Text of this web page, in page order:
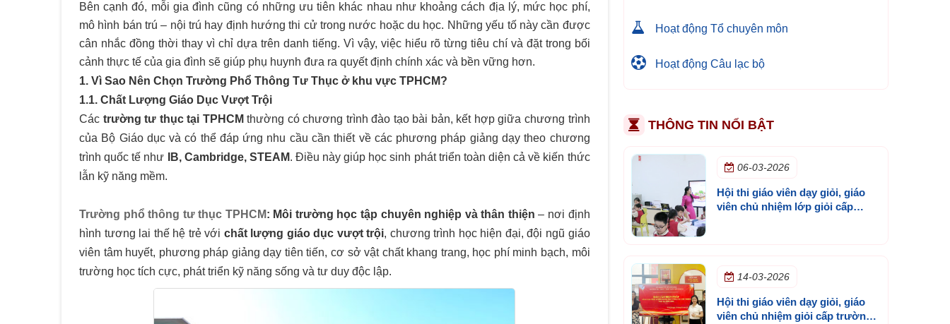
Bên cạnh đó, mỗi gia đình cũng có những ưu tiên khác nhau như khoảng cách địa lý, mức học phí,
mô hình bán trú – nội trú hay định hướng thi cử trong nước hoặc du học. Những yếu tố này cần được
cân nhắc đồng thời thay vì chỉ dựa trên danh tiếng. Vì vậy, việc hiểu rõ từng tiêu chí và đặt trong bối
cảnh thực tế của gia đình sẽ giúp phụ huynh đưa ra quyết định chính xác và bền vững hơn.
1. Vì Sao Nên Chọn Trường Phổ Thông Tư Thục ở khu vực TPHCM?
1.1. Chất Lượng Giáo Dục Vượt Trội
Các trường tư thục tại TPHCM thường có chương trình đào tạo bài bản, kết hợp giữa chương trình
của Bộ Giáo dục và có thể đáp ứng nhu cầu cần thiết về các phương pháp giảng dạy theo chương
trình quốc tế như
IB, Cambridge, STEAM. Điều này giúp học sinh phát triển toàn diện cả về kiến thức
lẫn kỹ năng mềm.
Trường phổ thông tư thục TPHCM: Môi trường học tập chuyên nghiệp và thân thiện – nơi định
hình tương lai thế hệ trẻ với chất lượng giáo dục vượt trội, chương trình học hiện đại, đội ngũ giáo
viên tâm huyết, phương pháp giảng dạy tiên tiến, cơ sở vật chất khang trang, học phí minh bạch, môi
trường học tích cực, phát triển kỹ năng sống và tư duy độc lập.
Hoạt động Tổ chuyên môn
Hoạt động Câu lạc bộ
THÔNG TIN NỔI BẬT
06-03-2026
Hội thi giáo viên dạy giỏi, giáo
viên chủ nhiệm lớp giỏi cấp
14-03-2026
Hội thi giáo viên dạy giỏi, giáo
viên chủ nhiệm giỏi cấp trường